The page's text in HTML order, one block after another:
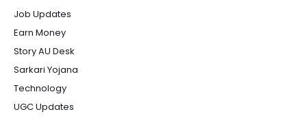
Job Updates
Earn Money
Story AU Desk
Sarkari Yojana
Technology
UGC Updates